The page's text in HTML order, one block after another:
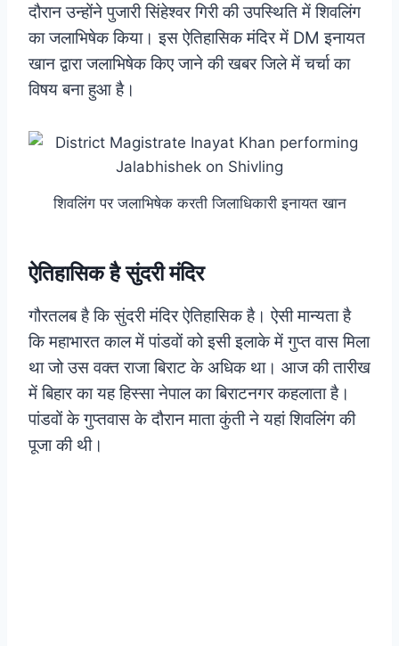
दौरान उन्होंने पुजारी सिंहेश्वर गिरी की उपस्थिति में शिवलिंग
का जलाभिषेक किया। इस ऐतिहासिक मंदिर में DM इनायत
खान द्वारा जलाभिषेक किए जाने की खबर जिले में चर्चा का
विषय बना हुआ है।
शिवलिंग पर जलाभिषेक करती जिलाधिकारी इनायत खान
ऐतिहासिक है सुंदरी मंदिर
गौरतलब है कि सुंदरी मंदिर ऐतिहासिक है। ऐसी मान्यता है
कि महाभारत काल में पांडवों को इसी इलाके में गुप्त वास मिला
था जो उस वक्त राजा बिराट के अधिक था। आज की तारीख
में बिहार का यह हिस्सा नेपाल का बिराटनगर कहलाता है।
पांडवों के गुप्तवास के दौरान माता कुंती ने यहां शिवलिंग की
पूजा की थी।